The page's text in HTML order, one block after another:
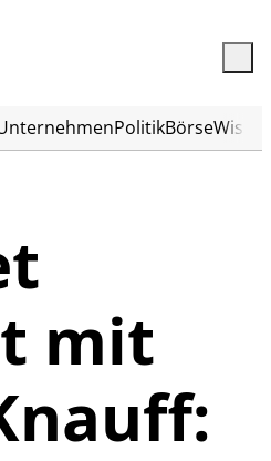
PolitikBörse
mit